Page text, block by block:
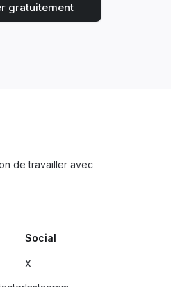
gratuitement
de travailler avec
Social
X